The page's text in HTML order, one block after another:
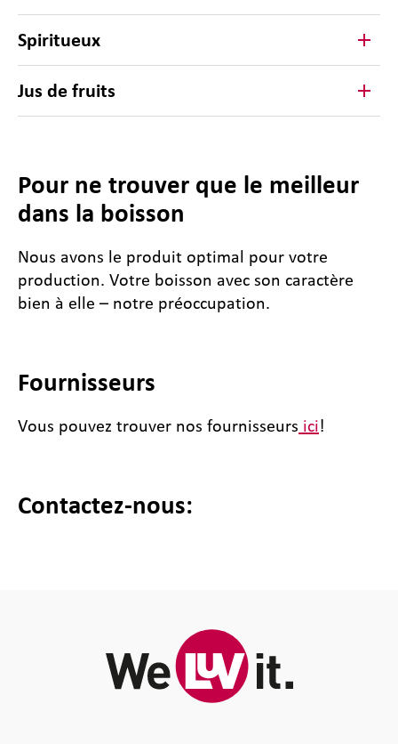
Spiritueux
Jus de fruits
Pour ne trouver que le meilleur
dans la boisson
Nous avons le produit optimal pour votre
production. Votre boisson avec son caractère
bien à elle – notre préoccupation.
Fournisseurs
Vous pouvez trouver nos fournisseurs ici!
Contactez-nous: